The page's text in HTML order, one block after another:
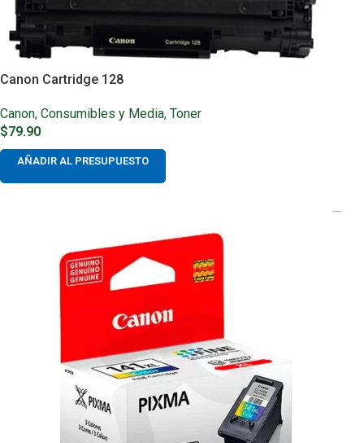
Canon Cartridge 128
Canon, Consumibles y Media, Toner
$79.90
AÑADIR AL PRESUPUESTO